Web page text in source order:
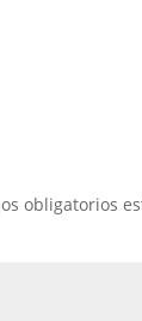
obligatorios